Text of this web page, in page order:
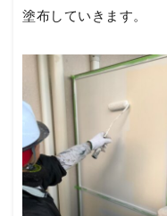
塗布していきます。